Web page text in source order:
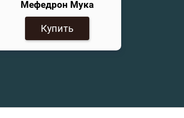
Мефедрон Мука
Купить